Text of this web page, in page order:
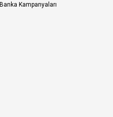
Banka Kampanyaları